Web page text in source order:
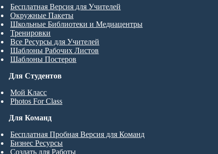
Для Студентов
Мой Класс
Photos For Class
Бесплатная Версия для Учителей
Окружные Пакеты
Школьные Библиотеки и Медиацентры
Тренировки
Все Ресурсы для Учителей
Шаблоны Рабочих Листов
Шаблоны Постеров
Для Команд
Бесплатная Пробная Версия для Команд
Бизнес Ресурсы
Создать для Работы